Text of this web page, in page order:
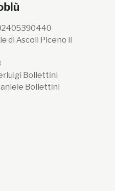
02405390440
di Ascoli Piceno il
Bollettini
Bollettini